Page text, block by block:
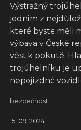
Výstražný
jedním z
které byste měli
výbava v České
vést k pokutě.
trojúhelníku je
nepojízdné
bezpečnost
15. 09. 2024